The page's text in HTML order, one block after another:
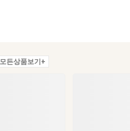
모든상품보기+